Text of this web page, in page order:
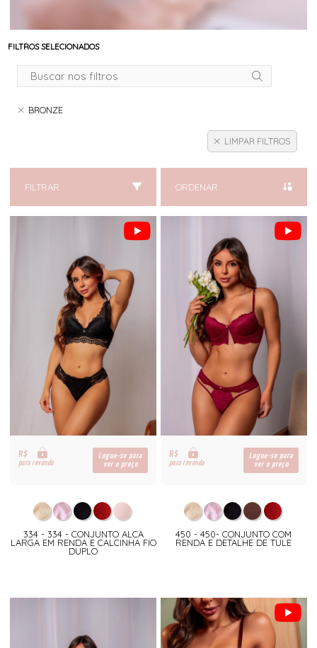
FILTROS SELECIONADOS
BRONZE
LIMPAR FILTROS
FILTRAR ORDENAR
R$
para revenda
Logue-se para
ver o preço
334 - 334 - CONJUNTO ALCA
LARGA EM RENDA E CALCINHA FIO
DUPLO
R$
para revenda
Logue-se para
ver o preço
450 - 450- CONJUNTO COM
RENDA E DETALHE DE TULE